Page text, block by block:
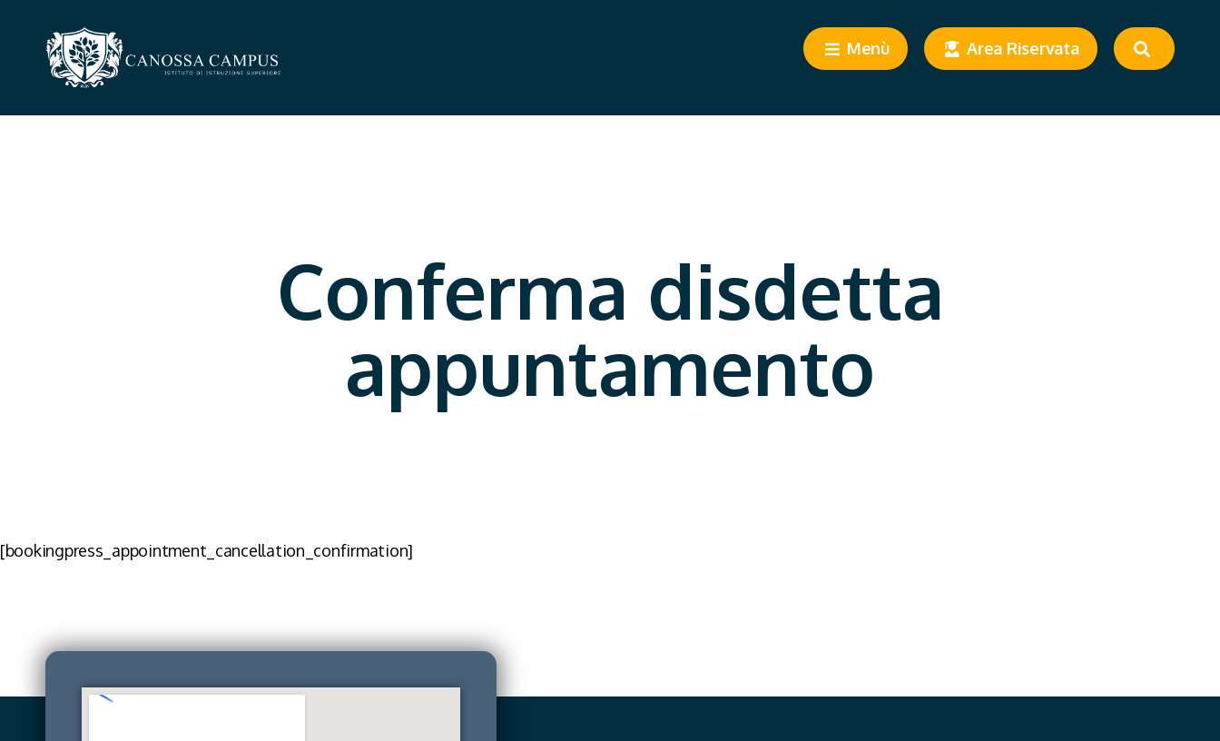
Menù Area Riservata
Conferma disdetta
appuntamento
[bookingpress_appointment_cancellation_confirmation]